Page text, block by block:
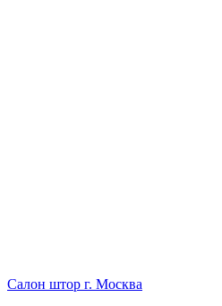
Салон штор г. Москва